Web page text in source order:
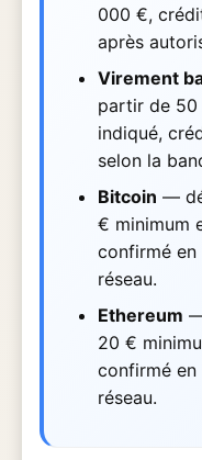
000 €,
après
Virement
partir de 50
indiqué,
selon la
Bitcoin —
€ minimum
confirmé en
réseau.
Ethereum
20 €
confirmé en
réseau.